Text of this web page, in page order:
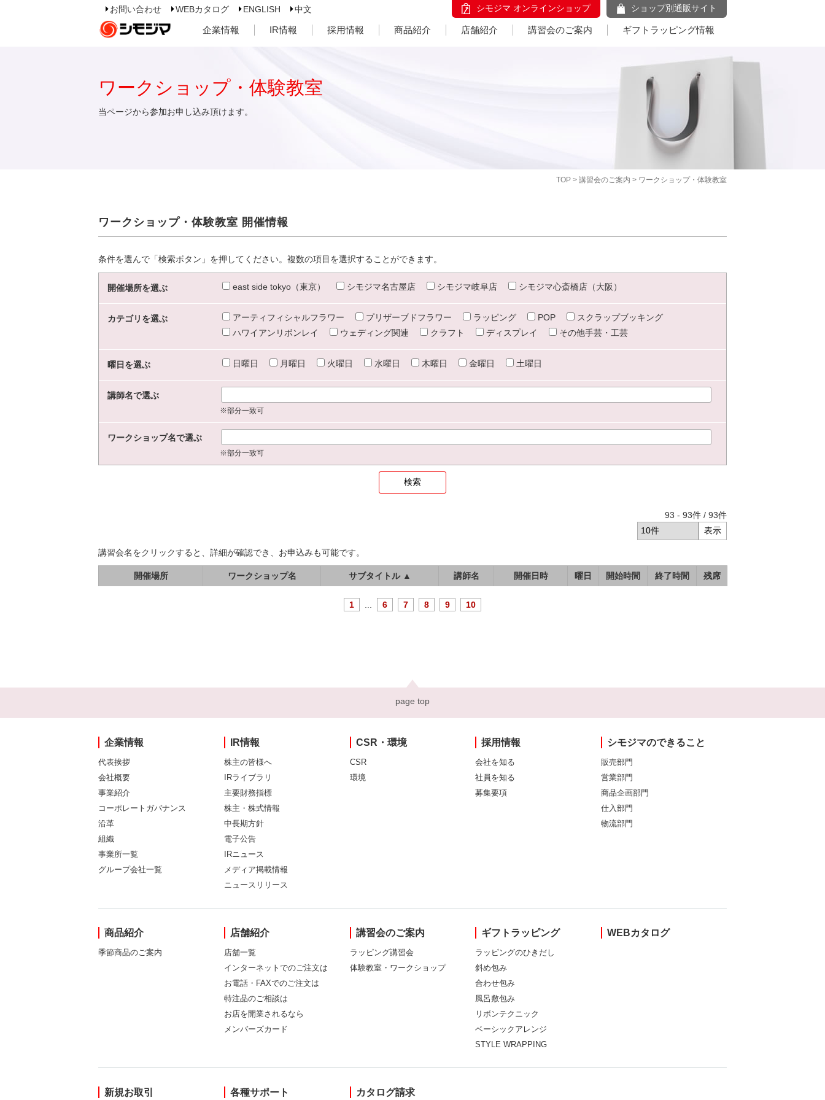
お問い合わせ WEBカタログ ENGLISH 中文 シモジマ オンラインショップ ショップ別通販サイト
企業情報 IR情報 採用情報 商品紹介 店舗紹介 講習会のご案内 ギフトラッピング情報
TOP > 講習会のご案内 > ワークショップ・体験教室
ワークショップ・体験教室
当ページから参加お申し込み頂けます。
ワークショップ・体験教室 開催情報
条件を選んで「検索ボタン」を押してください。複数の項目を選択することができます。
開催場所を選ぶ east side tokyo（東京） シモジマ名古屋店 シモジマ岐阜店 シモジマ心斎橋店（大阪）
カテゴリを選ぶ アーティフィシャルフラワー プリザーブドフラワー ラッピング POP
スクラップブッキング
ハワイアンリボンレイ
ウェディング関連 クラフト ディスプレイ その他手芸・工芸
曜日を選ぶ 日曜日 月曜日 火曜日 水曜日 木曜日 金曜日 土曜日
講師名で選ぶ
※部分一致可
ワークショップ名で選ぶ
※部分一致可
93 - 93件 / 93件
講習会名をクリックすると、詳細が確認でき、お申込みも可能です。
開催場所 ワークショップ名 サブタイトル ▲ 講師名 開催日時 曜日 開始時間 終了時間 残席
1 6 7 8 9 10
page top
企業情報
代表挨拶
会社概要
事業紹介
コーポレートガバナンス
沿革
組織
事業所一覧
グループ会社一覧
IR情報
株主の皆様へ
IRライブラリ
主要財務指標
株主・株式情報
中長期方針
電子公告
IRニュース
メディア掲載情報
ニュースリリース
CSR・環境
CSR
環境
採用情報
会社を知る
社員を知る
募集要項
シモジマのできること
販売部門
営業部門
商品企画部門
仕入部門
物流部門
商品紹介
季節商品のご案内
店舗紹介
店舗一覧
インターネットでのご注文は
お電話・FAXでのご注文は
特注品のご相談は
お店を開業されるなら
メンバーズカード
講習会のご案内
ラッピング講習会
体験教室・ワークショップ
ギフトラッピング
ラッピングのひきだし
斜め包み
合わせ包み
風呂敷包み
リボンテクニック
ベーシックアレンジ
STYLE WRAPPING
WEBカタログ
新規お取引 各種サポート カタログ請求